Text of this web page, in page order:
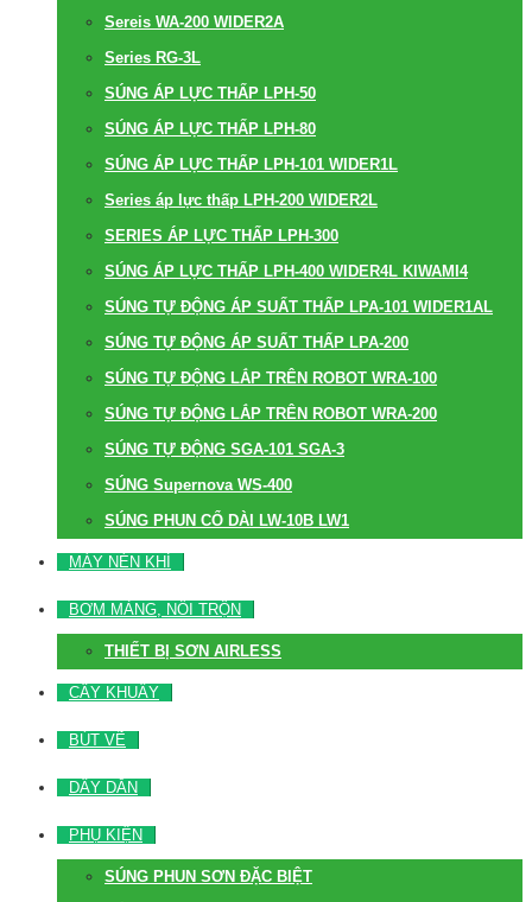
Sereis WA-200 WIDER2A
Series RG-3L
SÚNG ÁP LỰC THẤP LPH-50
SÚNG ÁP LỰC THẤP LPH-80
SÚNG ÁP LỰC THẤP LPH-101 WIDER1L
Series áp lực thấp LPH-200 WIDER2L
SERIES ÁP LỰC THẤP LPH-300
SÚNG ÁP LỰC THẤP LPH-400 WIDER4L KIWAMI4
SÚNG TỰ ĐỘNG ÁP SUẤT THẤP LPA-101 WIDER1AL
SÚNG TỰ ĐỘNG ÁP SUẤT THẤP LPA-200
SÚNG TỰ ĐỘNG LẮP TRÊN ROBOT WRA-100
SÚNG TỰ ĐỘNG LẮP TRÊN ROBOT WRA-200
SÚNG TỰ ĐỘNG SGA-101 SGA-3
SÚNG Supernova WS-400
SÚNG PHUN CỔ DÀI LW-10B LW1
MÁY NÉN KHÍ
BƠM MÀNG, NỒI TRỘN
THIẾT BỊ SƠN AIRLESS
CÂY KHUẤY
BÚT VẼ
DÂY DẪN
PHỤ KIỆN
SÚNG PHUN SƠN ĐẶC BIỆT